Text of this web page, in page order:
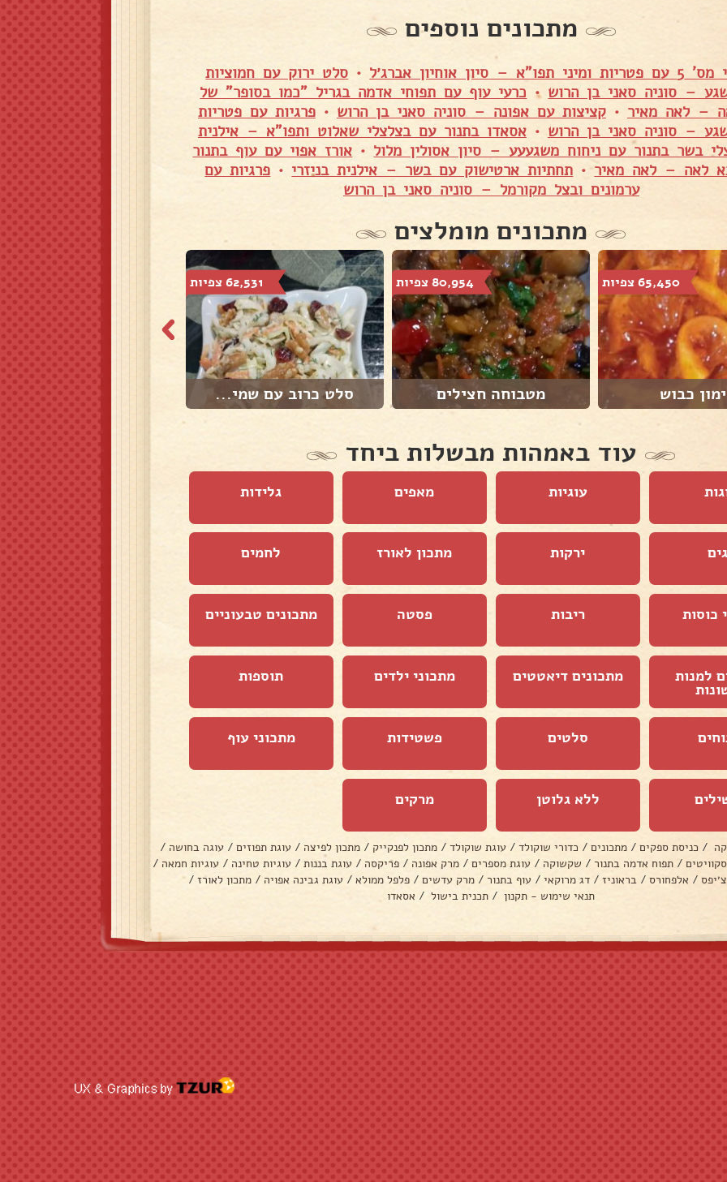
מתכונים נוספים
– סיון אוחיון אברג׳ל •סלט ירוק עם חמוציות
– סוניה סאני בן הרוש•כרעי עוף עם תפוחי אדמה בגריל "כמו בסופר" של
– לאה מאיר •קציצות עם אפונה – סוניה סאני בן הרוש •פרגיות עם פטריות
– סוניה סאני בן הרוש •אסאדו בתנור עם בצלצלי שאלוט ותפו"א – אילנית
בשר בתנור עם ניחוח משגעעע – סיון אסולין מלול•אורז אפוי עם עוף בתנור
לאה – לאה מאיר•תחתיות ארטישוק עם בשר – אילנית בניזרי•פרגיות עם
ערמונים ובצל מקורמל – סוניה סאני בן הרוש
מתכונים מומלצים
65,450 צפיות
כבוש
80,954 צפיות
מטבוחה חצילים
62,531 צפיות
סלט כרוב עם שמי...
עוד באמהות מבשלות ביחד
עוגיות מאפים גלידות
ירקות מתכון לאורז לחמים
כוסות ריבות פסטה מתכונים טבעוניים
למנות מתכונים דיאטטים מתכוני ילדים תוספות
סלטים פשטידות מתכוני עוף
ללא גלוטן מרקים
/ כניסת ספקים / מתכונים / כדורי שוקולד / עוגת שוקולד / מתכון לפנקייק / מתכון לפיצה / עוגת תפוזים / עוגה בחושה /
/ תפוח אדמה בתנור / שקשוקה / עוגת מספרים / מרק אפונה / פריקסה / עוגת בננות / עוגיות טחינה / עוגיות חמאה /
/ אלפחורס / בראוניז / דג מרוקאי / עוף בתנור / מרק עדשים / פלפל ממולא / עוגת גבינה אפויה / מתכון לאורז /
תנאי שימוש - תקנון / תכנית בישול / אסאדו